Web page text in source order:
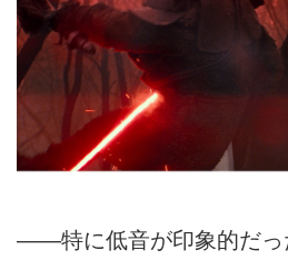
――特に低音が印象的だっ